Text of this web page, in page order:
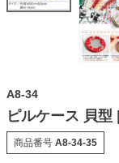
A8-34
ピルケース 貝型
商品番号 A8-34-35